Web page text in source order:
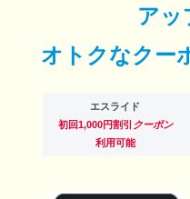
アッ
オトクなクー
エスライド
初回1,000円割引 クーポン
利用可能